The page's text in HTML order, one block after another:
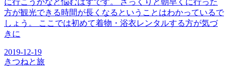
方が観光できる時間が長くなるということはわかっているで
しょう。 ここでは初めて着物・浴衣レンタルする方が気づ
きに
2019-12-19
きつねと旅